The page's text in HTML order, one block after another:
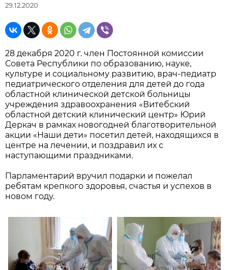
29.12.2020
28 декабря 2020 г. член Постоянной комиссии
Совета Республики по образованию, науке,
культуре и социальному развитию, врач-педиатр
педиатрического отделения для детей до года
областной клинической детской больницы
учреждения здравоохранения «Витебский
областной детский клинический центр» Юрий
Деркач в рамках новогодней благотворительной
акции «Наши дети» посетил детей, находящихся в
центре на лечении, и поздравил их с
наступающими праздниками.
Парламентарий вручил подарки и пожелал
ребятам крепкого здоровья, счастья и успехов в
новом году.